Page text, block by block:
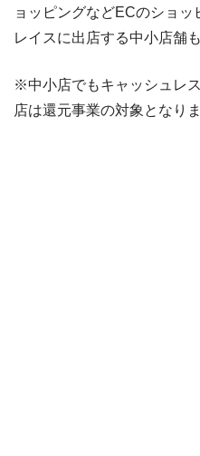
ョッピングなどECのショ
レイスに出店する中小店舗
※中小店でもキャッシュレ
店は還元事業の対象となりま